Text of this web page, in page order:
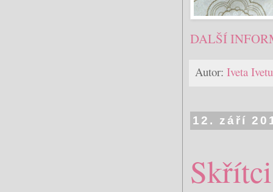
DALŠÍ
Autor: Iveta
12. září